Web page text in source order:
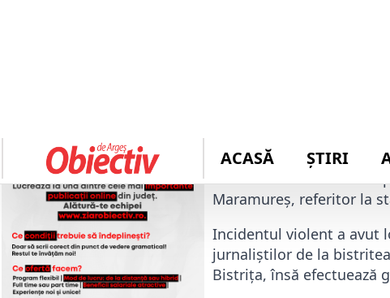
arestare preventivă.
Maramureș, referitor la
Incidentul violent a avut
jurnaliștilor de la
Bistrița, însă efectuează